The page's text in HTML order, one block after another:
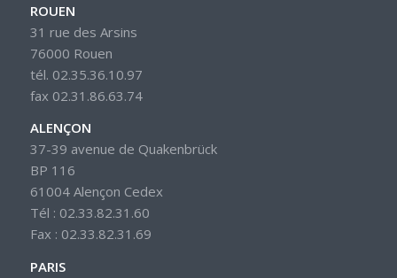
ROUEN
31 rue des Arsins
76000 Rouen
tél. 02.35.36.10.97
fax 02.31.86.63.74
ALENÇON
37-39 avenue de Quakenbrück
BP 116
61004 Alençon Cedex
Tél : 02.33.82.31.60
Fax : 02.33.82.31.69
PARIS